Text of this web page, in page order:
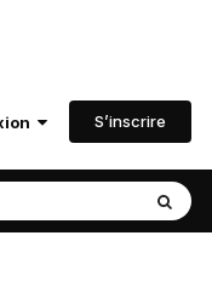
S’inscrire